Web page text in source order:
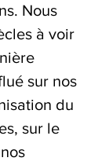
Nous
à voir
sur nos
du
sur le